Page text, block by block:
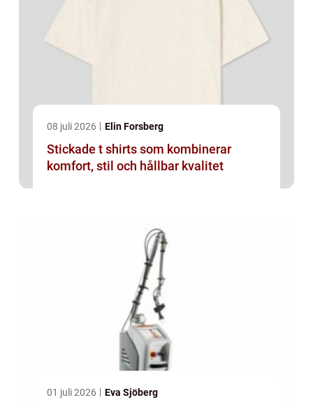
08 juli 2026 Elin Forsberg
Stickade t shirts som kombinerar
komfort, stil och hållbar kvalitet
01 juli 2026 Eva Sjöberg